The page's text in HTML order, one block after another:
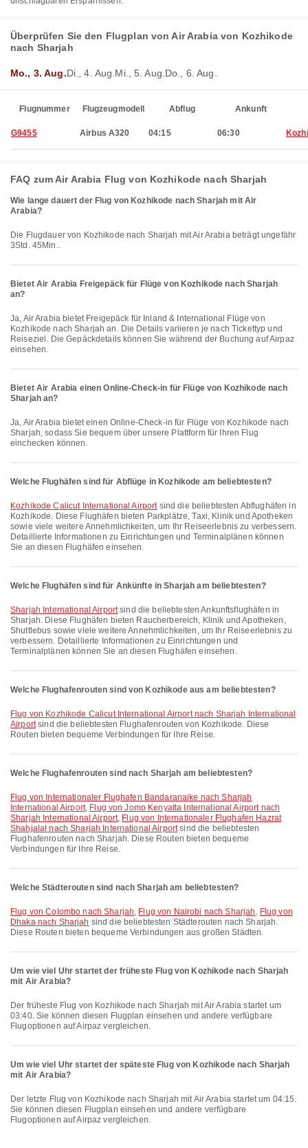
Überprüfen Sie den Flugplan von Air Arabia von Kozhikode
nach Sharjah
Mo., 3. Aug.Di., 4. Aug. Mi., 5. Aug. Do., 6. Aug.
Flugnummer Flugzeugmodell Abflug Ankunft
G9455 Airbus A320 04:15 06:30
FAQ zum Air Arabia Flug von Kozhikode nach Sharjah
Wie lange dauert der Flug von Kozhikode nach Sharjah mit Air
Arabia?
Die Flugdauer von Kozhikode nach Sharjah mit Air Arabia beträgt ungefähr
3Std. 45Min..
Bietet Air Arabia Freigepäck für Flüge von Kozhikode nach Sharjah
an?
Ja, Air Arabia bietet Freigepäck für Inland & International Flüge von
Kozhikode nach Sharjah an. Die Details variieren je nach Tickettyp und
Reiseziel. Die Gepäckdetails können Sie während der Buchung auf Airpaz
einsehen.
Bietet Air Arabia einen Online-Check-in für Flüge von Kozhikode nach
Sharjah an?
Ja, Air Arabia bietet einen Online-Check-in für Flüge von Kozhikode nach
Sharjah, sodass Sie bequem über unsere Plattform für Ihren Flug
einchecken können.
Welche Flughäfen sind für Abflüge in Kozhikode am beliebtesten?
Kozhikode Calicut International Airportsind die beliebtesten Abflughäfen in
Kozhikode. Diese Flughäfen bieten Parkplätze, Taxi, Klinik und Apotheken
sowie viele weitere Annehmlichkeiten, um Ihr Reiseerlebnis zu verbessern.
Detaillierte Informationen zu Einrichtungen und Terminalplänen können
Sie an diesen Flughäfen einsehen.
Welche Flughäfen sind für Ankünfte in Sharjah am beliebtesten?
Sharjah International Airportsind die beliebtesten Ankunftsflughäfen in
Sharjah. Diese Flughäfen bieten Raucherbereich, Klinik und Apotheken,
Shuttlebus sowie viele weitere Annehmlichkeiten, um Ihr Reiseerlebnis zu
verbessern. Detaillierte Informationen zu Einrichtungen und
Terminalplänen können Sie an diesen Flughäfen einsehen.
Welche Flughafenrouten sind von Kozhikode aus am beliebtesten?
Flug von Kozhikode Calicut International Airport nach Sharjah International
Airportsind die beliebtesten Flughafenrouten von Kozhikode. Diese
Routen bieten bequeme Verbindungen für Ihre Reise.
Welche Flughafenrouten sind nach Sharjah am beliebtesten?
Flug von Internationaler Flughafen Bandaranaike nach Sharjah
International Airport, Flug von Jomo Kenyatta International Airport nach
Sharjah International Airport, Flug von Internationaler Flughafen Hazrat
Shahjalal nach Sharjah International Airportsind die beliebtesten
Flughafenrouten nach Sharjah. Diese Routen bieten bequeme
Verbindungen für Ihre Reise.
Welche Städterouten sind nach Sharjah am beliebtesten?
Flug von Colombo nach Sharjah, Flug von Nairobi nach Sharjah, Flug von
Dhaka nach Sharjah sind die beliebtesten Städterouten nach Sharjah.
Diese Routen bieten bequeme Verbindungen aus großen Städten.
Um wie viel Uhr startet der früheste Flug von Kozhikode nach Sharjah
mit Air Arabia?
Der früheste Flug von Kozhikode nach Sharjah mit Air Arabia startet um
03:40. Sie können diesen Flugplan einsehen und andere verfügbare
Flugoptionen auf Airpaz vergleichen.
Um wie viel Uhr startet der späteste Flug von Kozhikode nach Sharjah
mit Air Arabia?
Der letzte Flug von Kozhikode nach Sharjah mit Air Arabia startet um 04:15.
Sie können diesen Flugplan einsehen und andere verfügbare
Flugoptionen auf Airpaz vergleichen.